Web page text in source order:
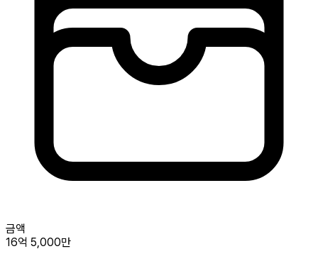
금액
16억 5,000만